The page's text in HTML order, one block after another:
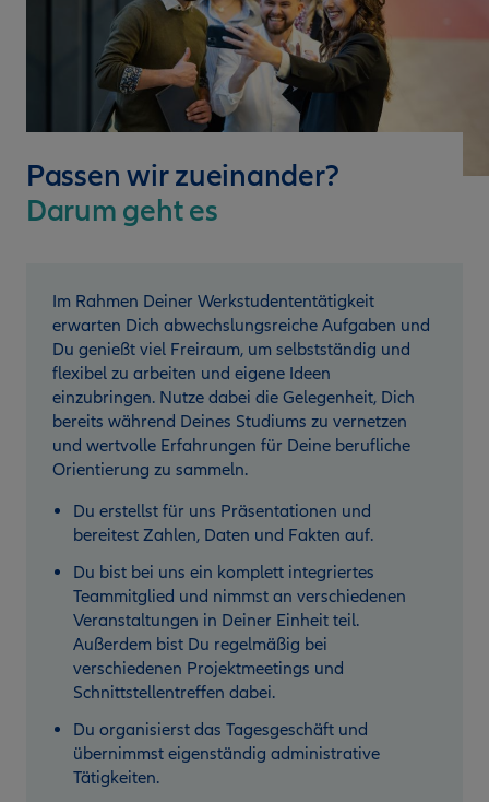
Passen wir zueinander?
Darum geht es
Im Rahmen Deiner Werkstudententätigkeit
erwarten Dich abwechslungsreiche Aufgaben und
Du genießt viel Freiraum, um selbstständig und
flexibel zu arbeiten und eigene Ideen
einzubringen. Nutze dabei die Gelegenheit, Dich
bereits während Deines Studiums zu vernetzen
und wertvolle Erfahrungen für Deine berufliche
Orientierung zu sammeln.
Du erstellst für uns Präsentationen und
bereitest Zahlen, Daten und Fakten auf.
Du bist bei uns ein komplett integriertes
Teammitglied und nimmst an verschiedenen
Veranstaltungen in Deiner Einheit teil.
Außerdem bist Du regelmäßig bei
verschiedenen Projektmeetings und
Schnittstellentreffen dabei.
Du organisierst das Tagesgeschäft und
übernimmst eigenständig administrative
Tätigkeiten.